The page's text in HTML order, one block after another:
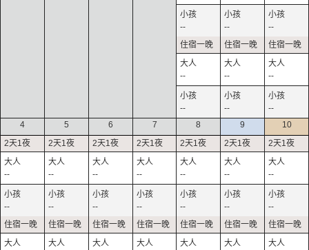
--
--
--
--
--
--
--
--
--
4
--
--
5
--
--
6
--
--
7
--
--
8
--
--
9
--
--
10
--
--